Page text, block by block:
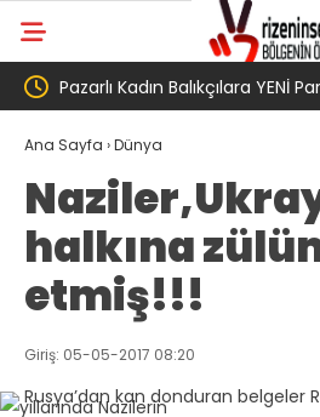
Kadın Balıkçılara YENİ Parti’den
Yanınızdayız!’
Ana Sayfa ›Dünya
halkına
etmiş!!!
Giriş: 05-05-2017 08:20